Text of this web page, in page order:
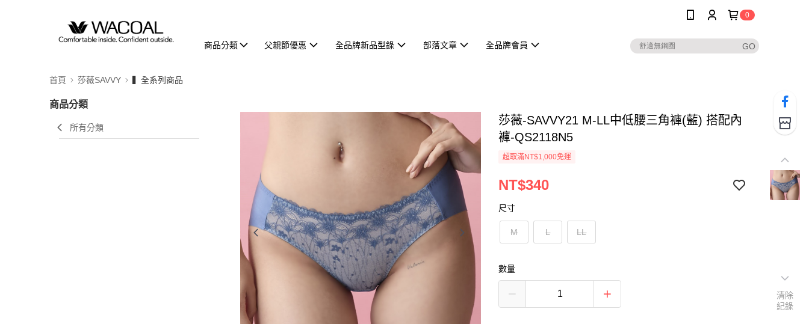
0
商品分類 父親節優惠 全品牌新品型錄 部落文章 全品牌會員
首頁 莎薇SAVVY ▍全系列商品
商品分類
所有分類
莎薇-SAVVY21 M-LL中低腰三角褲(藍) 搭配內
褲-QS2118N5
超取滿NT$1,000免運
NT$340
尺寸
M L LL
數量
清除
紀錄